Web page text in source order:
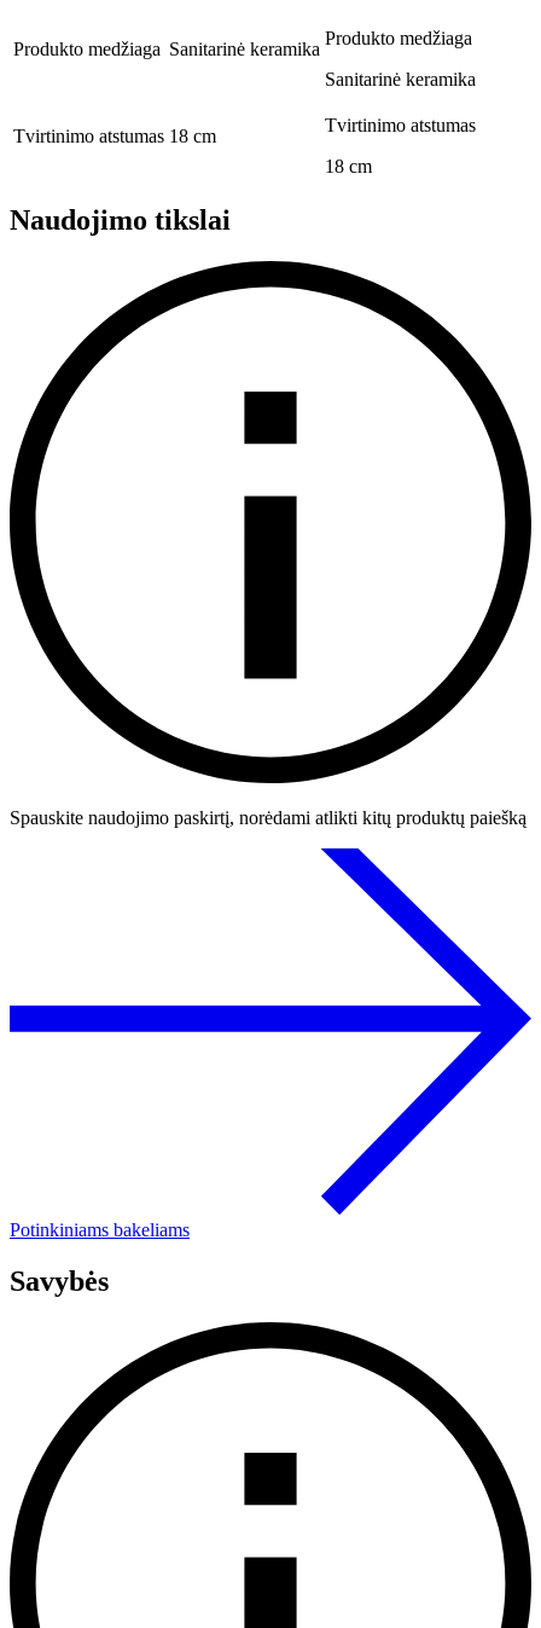
Produkto medžiaga Sanitarinė keramika
Produkto medžiaga
Sanitarinė keramika
Tvirtinimo atstumas 18 cm
Tvirtinimo atstumas
18 cm
Naudojimo tikslai
Spauskite naudojimo paskirtį, norėdami atlikti kitų produktų paiešką
Potinkiniams bakeliams
Savybės